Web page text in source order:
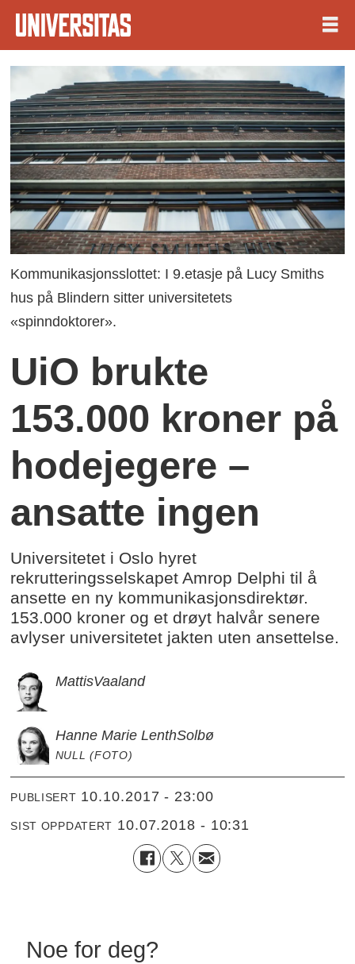
Kommunikasjonsslottet: I 9.etasje på Lucy Smiths
hus på Blindern sitter universitetets
«spinndoktorer».
UiO brukte
153.000 kroner på
hodejegere –
ansatte ingen
Universitetet i Oslo hyret
rekrutteringsselskapet Amrop Delphi til å
ansette en ny kommunikasjonsdirektør.
153.000 kroner og et drøyt halvår senere
avlyser universitetet jakten uten ansettelse.
MattisVaaland
Hanne Marie LenthSolbø
NULL (FOTO)
PUBLISERT 10.10.2017 - 23:00
SIST OPPDATERT 10.07.2018 - 10:31
Noe for deg?